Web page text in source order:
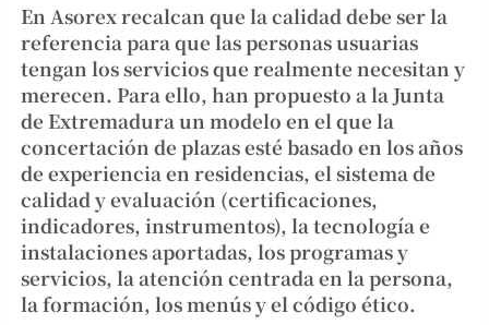
En Asorex recalcan que la calidad debe ser la
referencia para que las personas usuarias
tengan los servicios que realmente necesitan y
merecen. Para ello, han propuesto a la Junta
de Extremadura un modelo en el que la
concertación de plazas esté basado en los años
de experiencia en residencias, el sistema de
calidad y evaluación (certificaciones,
indicadores, instrumentos), la tecnología e
instalaciones aportadas, los programas y
servicios, la atención centrada en la persona,
la formación, los menús y el código ético.